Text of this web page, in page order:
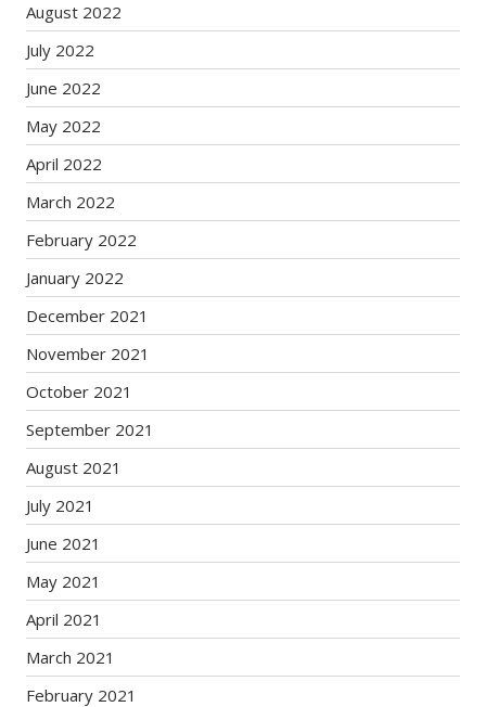
August 2022
July 2022
June 2022
May 2022
April 2022
March 2022
February 2022
January 2022
December 2021
November 2021
October 2021
September 2021
August 2021
July 2021
June 2021
May 2021
April 2021
March 2021
February 2021